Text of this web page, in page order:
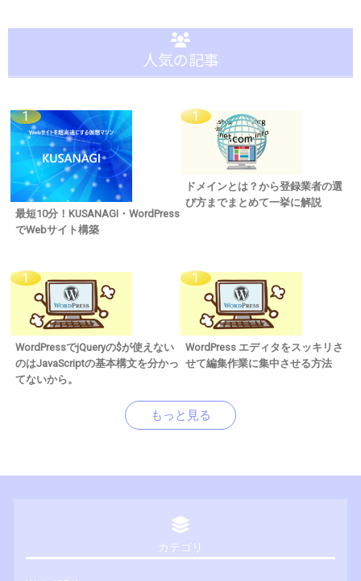
人気の記事
最短10分！KUSANAGI・WordPress
でWebサイト構築
ドメインとは？から登録業者の選
び方までまとめて一挙に解説
WordPressでjQueryの$が使えない
のはJavaScriptの基本構文を分かっ
てないから。
WordPress エディタをスッキリさ
せて編集作業に集中させる方法
もっと見る
カテゴリ